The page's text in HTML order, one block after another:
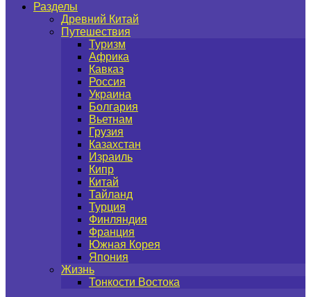
Разделы
Древний Китай
Путешествия
Туризм
Африка
Кавказ
Россия
Украина
Болгария
Вьетнам
Грузия
Казахстан
Израиль
Кипр
Китай
Тайланд
Турция
Финляндия
Франция
Южная Корея
Япония
Жизнь
Тонкости Востока